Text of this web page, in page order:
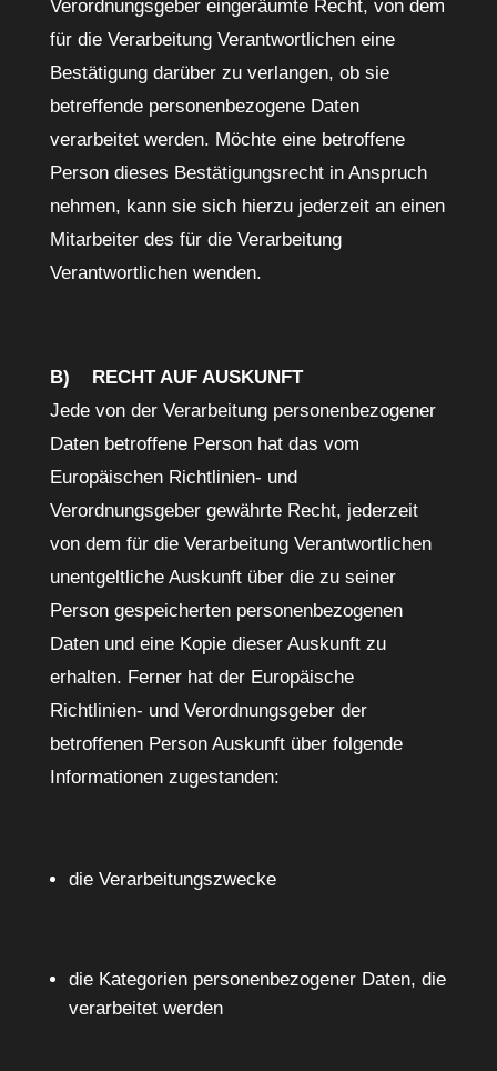
Verordnungsgeber eingeräumte Recht, von dem
für die Verarbeitung Verantwortlichen eine
Bestätigung darüber zu verlangen, ob sie
betreffende personenbezogene Daten
verarbeitet werden. Möchte eine betroffene
Person dieses Bestätigungsrecht in Anspruch
nehmen, kann sie sich hierzu jederzeit an einen
Mitarbeiter des für die Verarbeitung
Verantwortlichen wenden.
B) RECHT AUF AUSKUNFT
Jede von der Verarbeitung personenbezogener
Daten betroffene Person hat das vom
Europäischen Richtlinien- und
Verordnungsgeber gewährte Recht, jederzeit
von dem für die Verarbeitung Verantwortlichen
unentgeltliche Auskunft über die zu seiner
Person gespeicherten personenbezogenen
Daten und eine Kopie dieser Auskunft zu
erhalten. Ferner hat der Europäische
Richtlinien- und Verordnungsgeber der
betroffenen Person Auskunft über folgende
Informationen zugestanden:
die Verarbeitungszwecke
die Kategorien personenbezogener Daten, die
verarbeitet werden